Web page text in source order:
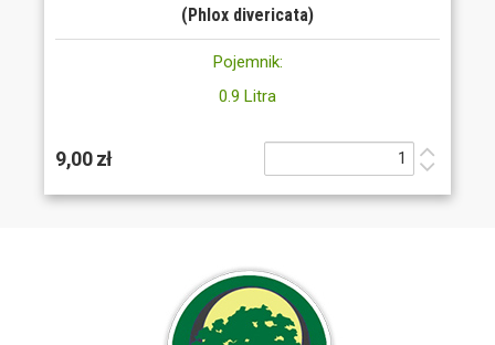
(Phlox divericata)
Pojemnik:
0.9 Litra
9,00 zł